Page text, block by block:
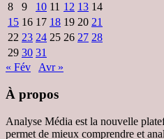
8
9 10 11 12 13 14
15 16 17 18 19 20 21
22 23 24 25 26 27 28
29 30 31
« Fév
Avr »
À propos
Analyse Média est la nouvelle
permet de mieux comprendre et